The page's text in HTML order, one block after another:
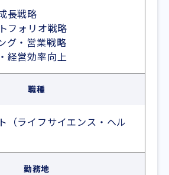
長戦略
フォリオ戦略
グ・営業戦略
経営効率向上
職種
（ライフサイエンス・ヘル
勤務地